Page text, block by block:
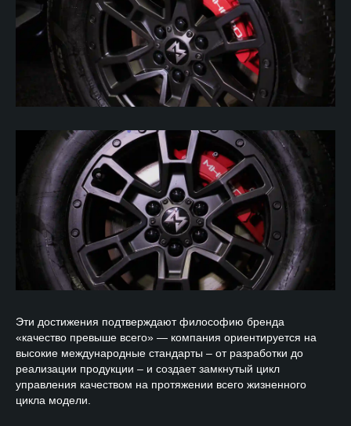
Эти достижения подтверждают философию бренда
«качество превыше всего» — компания ориентируется на
высокие международные стандарты – от разработки до
реализации продукции – и создает замкнутый цикл
управления качеством на протяжении всего жизненного
цикла модели.